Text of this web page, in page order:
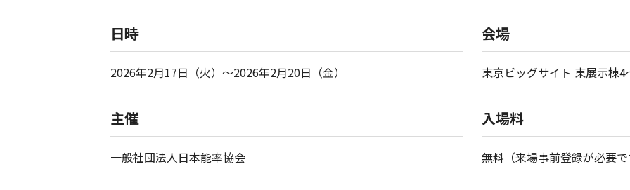
日時
2026年2月17日（火）～2026年2月20日（金）
会場
東京ビッグサイト 東展示棟
主催
一般社団法人日本能率協会
入場料
無料（来場事前登録が必要で